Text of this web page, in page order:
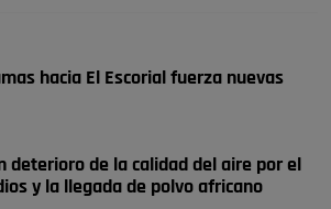
| El comisario de la …
🤪🤪🤪
| El comisario de la …
hacia El Escorial fuerza nuevas
deterioro de la calidad del aire por el
y la llegada de polvo africano